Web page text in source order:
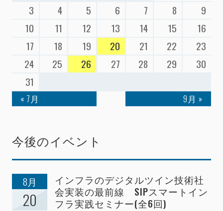
3
4 5 6 7 8
9
10
11 12 13 14 15
16
17
18 19 20 21 22
23
24
25 26 27 28 29
30
31
« 7月 9月 »
今後のイベント
8月
20
インフラのデジタルツイン技術社
会実装の最前線 SIPスマートイン
フラ実践セミナー(全6回)